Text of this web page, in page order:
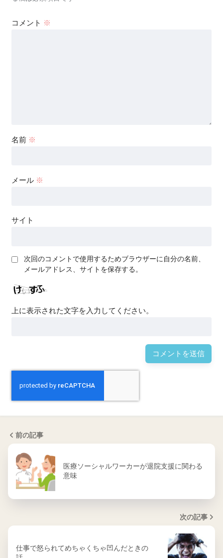
コメント ※
名前 ※
メール ※
サイト
次回のコメントで使用するためブラウザーに自分の名前、
メールアドレス、サイトを保存する。
上に表示された文字を入力してください。
前の記事
医療ソーシャルワーカーが退院支援に関わる
意味
次の記事
仕事で怒られてめちゃくちゃ凹んだときの